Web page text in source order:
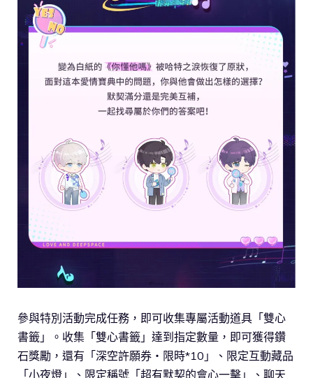
參與特別活動完成任務，即可收集專屬活動道具「雙心
書籤」。收集「雙心書籤」達到指定數量，即可獲得鑽
石獎勵，還有「深空許願券‧限時*10」、限定互動藏品
「小夜燈」、限定稱號「超有默契的會心一擊」、聊天